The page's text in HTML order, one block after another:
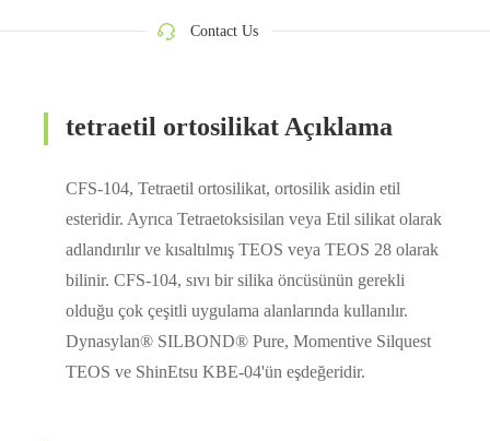
Contact Us
tetraetil ortosilikat Açıklama
CFS-104, Tetraetil ortosilikat, ortosilik asidin etil
esteridir. Ayrıca Tetraetoksisilan veya Etil silikat olarak
adlandırılır ve kısaltılmış TEOS veya TEOS 28 olarak
bilinir. CFS-104, sıvı bir silika öncüsünün gerekli
olduğu çok çeşitli uygulama alanlarında kullanılır.
Dynasylan® SILBOND® Pure, Momentive Silquest
TEOS ve ShinEtsu KBE-04'ün eşdeğeridir.